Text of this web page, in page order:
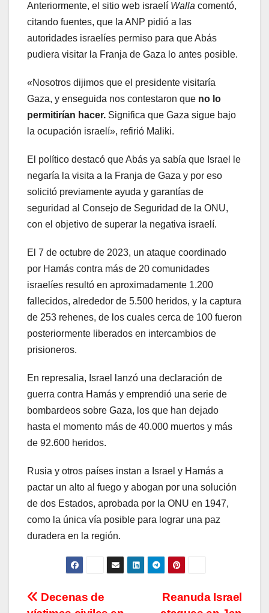
Anteriormente, el sitio web israelí Walla comentó,
citando fuentes, que la ANP pidió a las
autoridades israelíes permiso para que Abás
pudiera visitar la Franja de Gaza lo antes posible.
«Nosotros dijimos que el presidente visitaría
Gaza, y enseguida nos contestaron que no lo
permitirían hacer. Significa que Gaza sigue bajo
la ocupación israelí», refirió Maliki.
El político destacó que Abás ya sabía que Israel le
negaría la visita a la Franja de Gaza y por eso
solicitó previamente ayuda y garantías de
seguridad al Consejo de Seguridad de la ONU,
con el objetivo de superar la negativa israelí.
El 7 de octubre de 2023, un ataque coordinado
por Hamás contra más de 20 comunidades
israelíes resultó en aproximadamente 1.200
fallecidos, alrededor de 5.500 heridos, y la captura
de 253 rehenes, de los cuales cerca de 100 fueron
posteriormente liberados en intercambios de
prisioneros.
En represalia, Israel lanzó una declaración de
guerra contra Hamás y emprendió una serie de
bombardeos sobre Gaza, los que han dejado
hasta el momento más de 40.000 muertos y más
de 92.600 heridos.
Rusia y otros países instan a Israel y Hamás a
pactar un alto al fuego y abogan por una solución
de dos Estados, aprobada por la ONU en 1947,
como la única vía posible para lograr una paz
duradera en la región.
Navegación
Reanuda Israel
Decenas de